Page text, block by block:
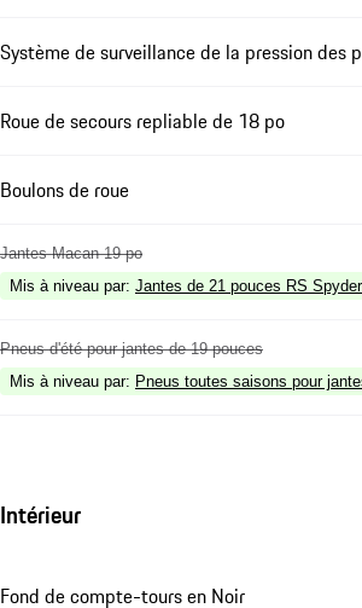
Système de surveillance de la pression des
Roue de secours repliable de 18 po
Boulons de roue
Jantes Macan 19 po
Mis à niveau par: Jantes de 21 pouces RS
Pneus d'été pour jantes de 19 pouces
Mis à niveau par: Pneus toutes saisons pour
Intérieur
Fond de compte-tours en Noir